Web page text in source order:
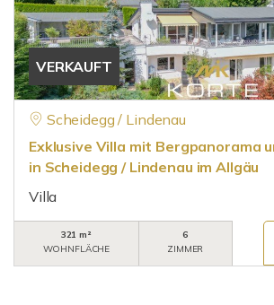
VERKAUFT
Scheidegg / Lindenau
Exklusive Villa mit Bergpanorama
in Scheidegg / Lindenau im Allgäu
Villa
321 m²
WOHNFLÄCHE
6
ZIMMER